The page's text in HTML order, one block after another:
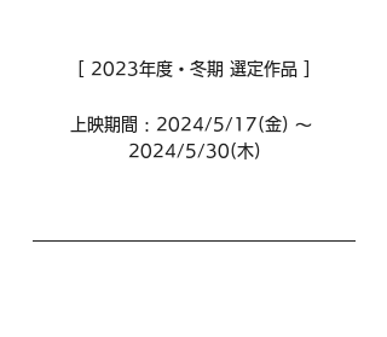
[ 2023年度・冬期 選定作品 ]
上映期間 : 2024/5/17(金) 〜
2024/5/30(木)